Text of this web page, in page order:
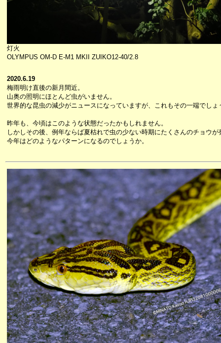
灯火
OLYMPUS OM-D E-M1 MKII ZUIKO12-40/2.8
2020.6.19
梅雨明け直後の新月間近。
山奥の照明にほとんど虫がいません。
世界的な昆虫の減少がニュースになっていますが、これもその一端でしょ
昨年も、今頃はこのような状態だったかもしれません。
しかしその後、例年ならば夏枯れで虫の少ない時期にたくさんのチョウ
今年はどのようなパターンになるのでしょうか。